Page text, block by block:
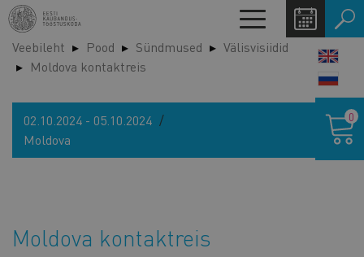
Liigu
edasi
põhisisu
juurde
Toggle
navigation
Veebileht Pood Sündmused
Välisvisiidid
Moldova kontaktreis
02.10.2024 - 05.10.2024
Moldova
Moldova kontaktreis
0